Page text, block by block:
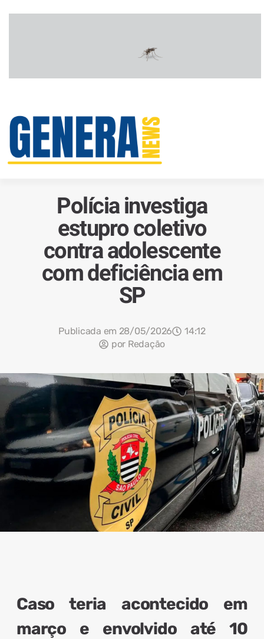
Polícia investiga
estupro coletivo
contra adolescente
com deficiência em
SP
Publicada em 28/05/2026
14:12
por Redação
Caso teria acontecido em
março e envolvido até 10